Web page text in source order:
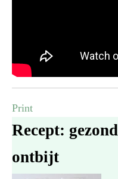
Print
Recept:
ontbijt